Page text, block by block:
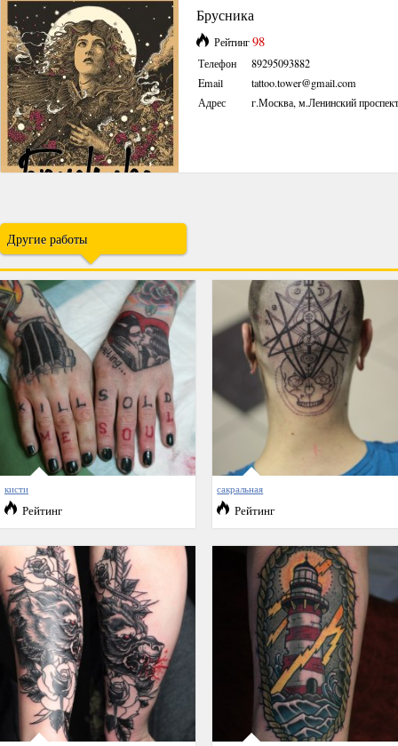
Брусника
Рейтинг98
Телефон
89295093882
Email
tattoo.tower@gmail.com
Адрес
г.Москва, м.Ленинский проспект
Другие работы
кисти
Рейтинг
сакральная
Рейтинг